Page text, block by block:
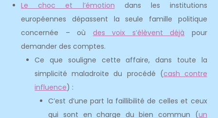
Le choc et l’émotion dans les institutions
européennes dépassent la seule famille politique
concernée – où des voix s’élèvent déjà pour
demander des comptes.
Ce que souligne cette affaire, dans toute la
simplicité maladroite du procédé (cash contre
influence) :
C’est d’une part la faillibilité de celles et ceux
qui sont en charge du bien commun (un